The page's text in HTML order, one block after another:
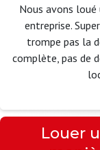
Nous avons
entreprise.
trompe pas la
complète, pas de
Louer